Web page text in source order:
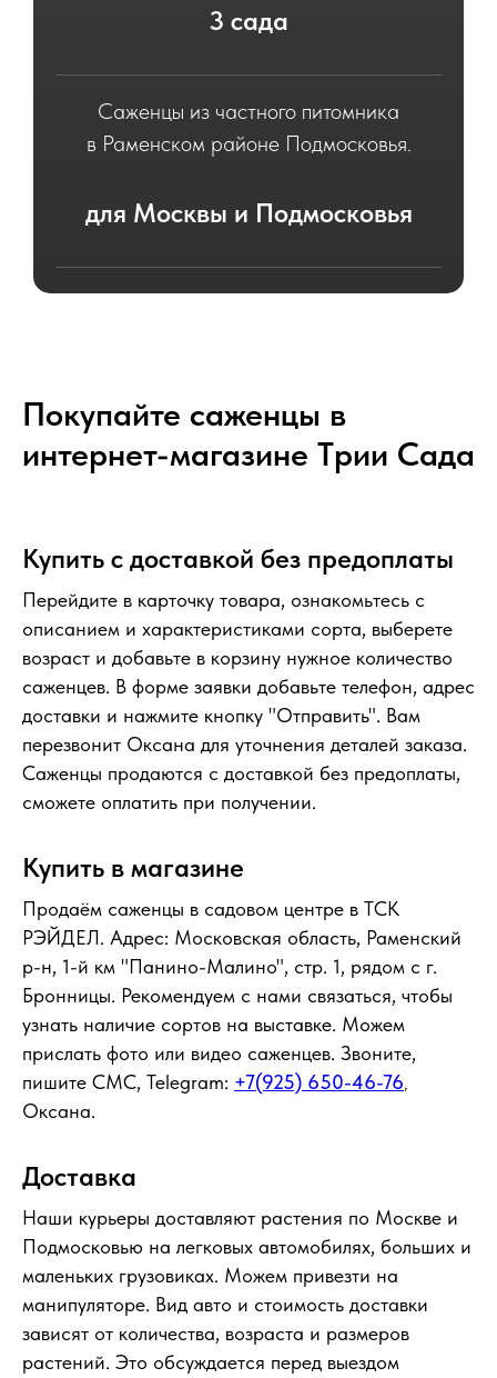
3 сада
Саженцы из частного питомника
в Раменском районе Подмосковья.
для Москвы и Подмосковья
Покупайте саженцы в
интернет-магазине Tрии Сада
Купить с доставкой без предоплаты
Перейдите в карточку товара, ознакомьтесь с
описанием и характеристиками сорта, выберете
возраст и добавьте в корзину нужное количество
саженцев. В форме заявки добавьте телефон, адрес
доставки и нажмите кнопку "Отправить". Вам
перезвонит Оксана для уточнения деталей заказа.
Саженцы продаются с доставкой без предоплаты,
сможете оплатить при получении.
Купить в магазине
Продаём саженцы в садовом центре в ТСК
РЭЙДЕЛ. Адрес: Московская область, Раменский
р-н, 1-й км "Панино-Малино", стр. 1, рядом с г.
Бронницы. Рекомендуем с нами связаться, чтобы
узнать наличие сортов на выставке. Можем
прислать фото или видео саженцев. Звоните,
пишите СМС, Telegram: +7(925) 650-46-76,
Оксана.
Доставка
Наши курьеры доставляют растения по Москве и
Подмосковью на легковых автомобилях, больших и
маленьких грузовиках. Можем привезти на
манипуляторе. Вид авто и стоимость доставки
зависят от количества, возраста и размеров
растений. Это обсуждается перед выездом